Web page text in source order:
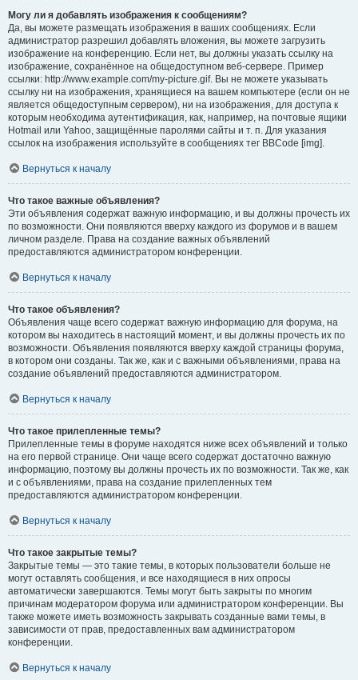
Могу ли я добавлять изображения к сообщениям?
Да, вы можете размещать изображения в ваших сообщениях. Если
администратор разрешил добавлять вложения, вы можете загрузить
изображение на конференцию. Если нет, вы должны указать ссылку на
изображение, сохранённое на общедоступном веб-сервере. Пример
ссылки: http://www.example.com/my-picture.gif. Вы не можете указывать
ссылку ни на изображения, хранящиеся на вашем компьютере (если он не
является общедоступным сервером), ни на изображения, для доступа к
которым необходима аутентификация, как, например, на почтовые ящики
Hotmail или Yahoo, защищённые паролями сайты и т. п. Для указания
ссылок на изображения используйте в сообщениях тег BBCode [img].
Вернуться к началу
Что такое важные объявления?
Эти объявления содержат важную информацию, и вы должны прочесть их
по возможности. Они появляются вверху каждого из форумов и в вашем
личном разделе. Права на создание важных объявлений
предоставляются администратором конференции.
Вернуться к началу
Что такое объявления?
Объявления чаще всего содержат важную информацию для форума, на
котором вы находитесь в настоящий момент, и вы должны прочесть их по
возможности. Объявления появляются вверху каждой страницы форума,
в котором они созданы. Так же, как и с важными объявлениями, права на
создание объявлений предоставляются администратором.
Вернуться к началу
Что такое прилепленные темы?
Прилепленные темы в форуме находятся ниже всех объявлений и только
на его первой странице. Они чаще всего содержат достаточно важную
информацию, поэтому вы должны прочесть их по возможности. Так же, как
и с объявлениями, права на создание прилепленных тем
предоставляются администратором конференции.
Вернуться к началу
Что такое закрытые темы?
Закрытые темы — это такие темы, в которых пользователи больше не
могут оставлять сообщения, и все находящиеся в них опросы
автоматически завершаются. Темы могут быть закрыты по многим
причинам модератором форума или администратором конференции. Вы
также можете иметь возможность закрывать созданные вами темы, в
зависимости от прав, предоставленных вам администратором
конференции.
Вернуться к началу